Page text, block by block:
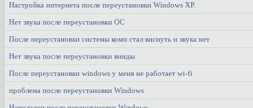
Настройка интернета после переустановки Windows XP.
Нет звука после переустановки ОС
После переустановки системы комп стал виснуть и звука нет
Нет звука после переустановки винды
После переустановки windows у меня не работает wi-fi
проблема после переустановки Windows